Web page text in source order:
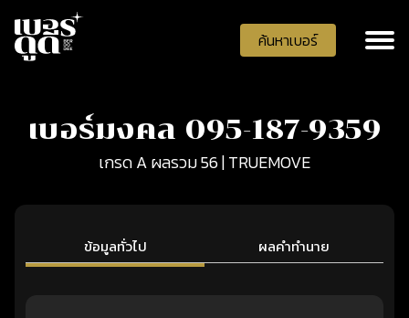
ค้นหาเบอร์
เบอร์มงคล 095-187-9359
เกรด A ผลรวม 56 | TRUEMOVE
ข้อมูลทั่วไป ผลคำทำนาย